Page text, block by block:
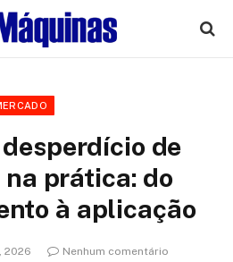
de
prática: do
à aplicação
2026
Nenhum comentário